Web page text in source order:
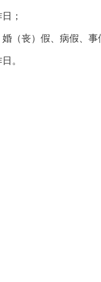
；
婚（丧）假、病假、
。